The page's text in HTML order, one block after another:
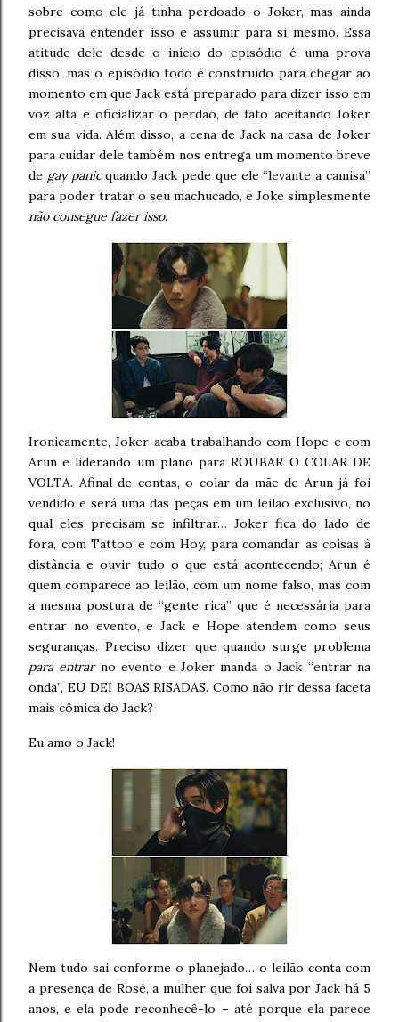
sobre como ele já tinha perdoado o Joker, mas ainda
precisava entender isso e assumir para si mesmo. Essa
atitude dele desde o início do episódio é uma prova
disso, mas o episódio todo é construído para chegar ao
momento em que Jack está preparado para dizer isso em
voz alta e oficializar o perdão, de fato aceitando Joker
em sua vida. Além disso, a cena de Jack na casa de Joker
para cuidar dele também nos entrega um momento breve
de gay panicquando Jack pede que ele “levante a camisa”
para poder tratar o seu machucado, e Joke simplesmente
não consegue fazer isso.
Ironicamente, Joker acaba trabalhando com Hope e com
Arun e liderando um plano para ROUBAR O COLAR DE
VOLTA. Afinal de contas, o colar da mãe de Arun já foi
vendido e será uma das peças em um leilão exclusivo, no
qual eles precisam se infiltrar… Joker fica do lado de
fora, com Tattoo e com Hoy, para comandar as coisas à
distância e ouvir tudo o que está acontecendo; Arun é
quem comparece ao leilão, com um nome falso, mas com
a mesma postura de “gente rica” que é necessária para
entrar no evento, e Jack e Hope atendem como seus
seguranças. Preciso dizer que quando surge problema
para entrarno evento e Joker manda o Jack “entrar na
onda”, EU DEI BOAS RISADAS. Como não rir dessa faceta
mais cômica do Jack?
Eu amo o Jack!
Nem tudo sai conforme o planejado… o leilão conta com
a presença de Rosé, a mulher que foi salva por Jack há 5
anos, e ela pode reconhecê-lo – até porque ela parece